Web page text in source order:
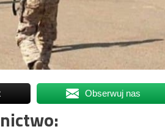
Obserwuj nas